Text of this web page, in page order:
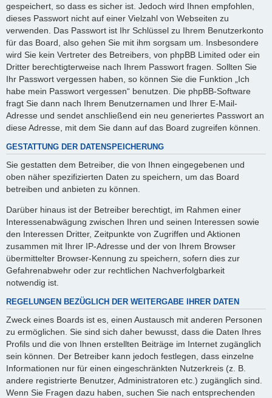
gespeichert, so dass es sicher ist. Jedoch wird Ihnen empfohlen,
dieses Passwort nicht auf einer Vielzahl von Webseiten zu
verwenden. Das Passwort ist Ihr Schlüssel zu Ihrem Benutzerkonto
für das Board, also gehen Sie mit ihm sorgsam um. Insbesondere
wird Sie kein Vertreter des Betreibers, von phpBB Limited oder ein
Dritter berechtigterweise nach Ihrem Passwort fragen. Sollten Sie
Ihr Passwort vergessen haben, so können Sie die Funktion „Ich
habe mein Passwort vergessen“ benutzen. Die phpBB-Software
fragt Sie dann nach Ihrem Benutzernamen und Ihrer E-Mail-
Adresse und sendet anschließend ein neu generiertes Passwort an
diese Adresse, mit dem Sie dann auf das Board zugreifen können.
GESTATTUNG DER DATENSPEICHERUNG
Sie gestatten dem Betreiber, die von Ihnen eingegebenen und
oben näher spezifizierten Daten zu speichern, um das Board
betreiben und anbieten zu können.
Darüber hinaus ist der Betreiber berechtigt, im Rahmen einer
Interessenabwägung zwischen Ihren und seinen Interessen sowie
den Interessen Dritter, Zeitpunkte von Zugriffen und Aktionen
zusammen mit Ihrer IP-Adresse und der von Ihrem Browser
übermittelter Browser-Kennung zu speichern, sofern dies zur
Gefahrenabwehr oder zur rechtlichen Nachverfolgbarkeit
notwendig ist.
REGELUNGEN BEZÜGLICH DER WEITERGABE IHRER DATEN
Zweck eines Boards ist es, einen Austausch mit anderen Personen
zu ermöglichen. Sie sind sich daher bewusst, dass die Daten Ihres
Profils und die von Ihnen erstellten Beiträge im Internet zugänglich
sein können. Der Betreiber kann jedoch festlegen, dass einzelne
Informationen nur für einen eingeschränkten Nutzerkreis (z. B.
andere registrierte Benutzer, Administratoren etc.) zugänglich sind.
Wenn Sie Fragen dazu haben, suchen Sie nach entsprechenden